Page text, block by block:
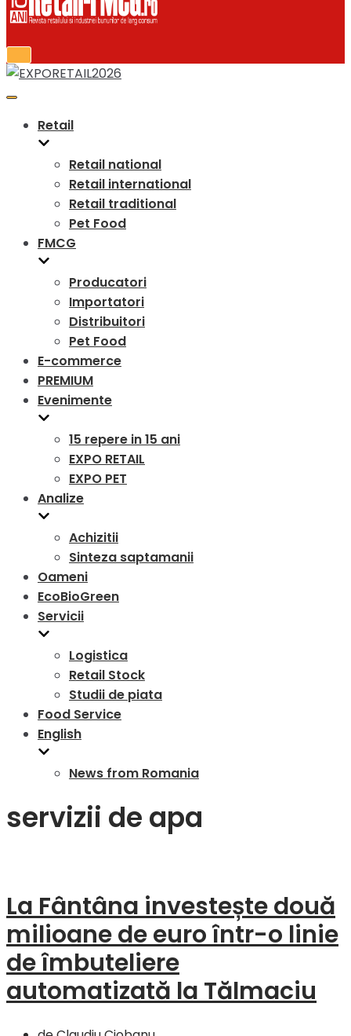
Retail
Retail national
Retail international
Retail traditional
Pet Food
FMCG
Producatori
Importatori
Distribuitori
Pet Food
E-commerce
PREMIUM
Evenimente
15 repere in 15 ani
EXPO RETAIL
EXPO PET
Analize
Achizitii
Sinteza saptamanii
Oameni
EcoBioGreen
Servicii
Logistica
Retail Stock
Studii de piata
Food Service
English
News from Romania
servizii de apa
La Fântâna investește două
milioane de euro într-o linie
de îmbuteliere
automatizată la Tălmaciu